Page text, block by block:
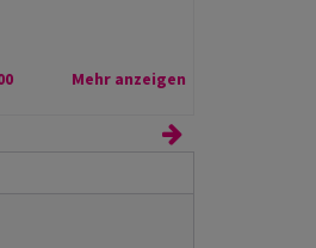
Mehr anzeigen